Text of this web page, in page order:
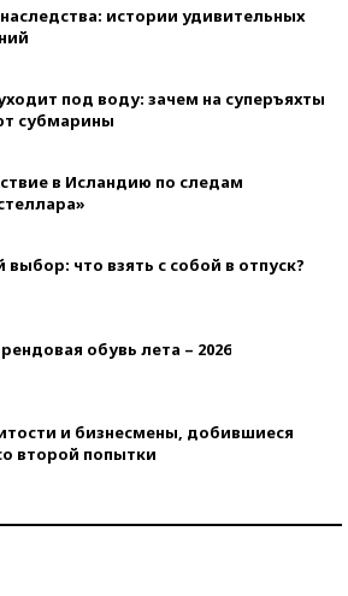
истории удивительных
под воду: зачем на суперъяхты
субмарины
в Исландию по следам
что взять с собой в отпуск?
обувь лета – 2026
и бизнесмены, добившиеся
второй попытки